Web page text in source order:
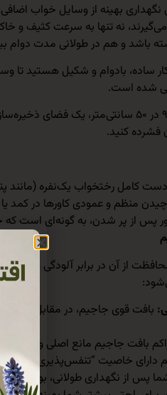
نگهداری بهینه از وسایل خواب
نه تنها به سرعت کثیف و
باشد و هم در طولانی مدت دوام
شده است.
کاور جاجیم سایز ۶ با ابعاد حدودی
فشرده کنید.
کامل رختخواب یک‌نفره (مانند
منظم و عمودی کاورها در کمد
پس از پر شدن، به گونه‌ای است
از آن در برابر آلودگی و
بافت قوی جاجیم، در مقابل وزن و
بافت جاجیم مانع اصلی ورود
دارای خاصیت “تنفس‌پذیری”
پس از نگهداری طولانی، بوی